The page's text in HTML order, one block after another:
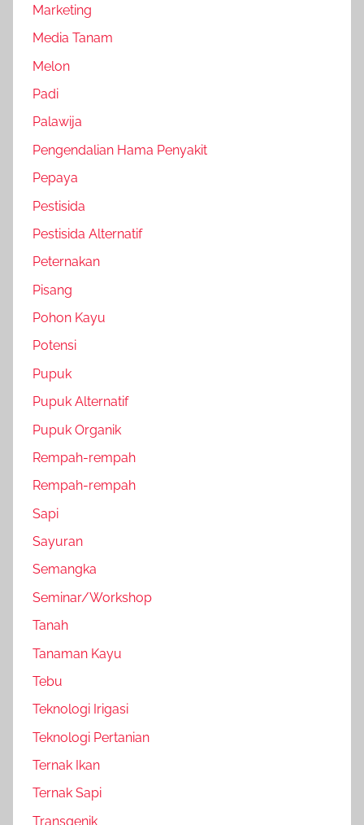
Marketing
Media Tanam
Melon
Padi
Palawija
Pengendalian Hama Penyakit
Pepaya
Pestisida
Pestisida Alternatif
Peternakan
Pisang
Pohon Kayu
Potensi
Pupuk
Pupuk Alternatif
Pupuk Organik
Rempah-rempah
Rempah-rempah
Sapi
Sayuran
Semangka
Seminar/Workshop
Tanah
Tanaman Kayu
Tebu
Teknologi Irigasi
Teknologi Pertanian
Ternak Ikan
Ternak Sapi
Transgenik